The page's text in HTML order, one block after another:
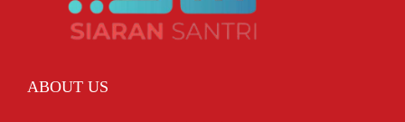
ABOUT US